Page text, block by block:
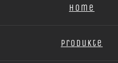
Home
Produkte